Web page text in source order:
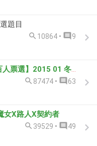
題目
 10864 •  9
★每人3票★【活動】【百人票選】2015 01 冬季新番 小鎮人氣角色
 87474 •  63
女X路人X契約者
 39529 •  49